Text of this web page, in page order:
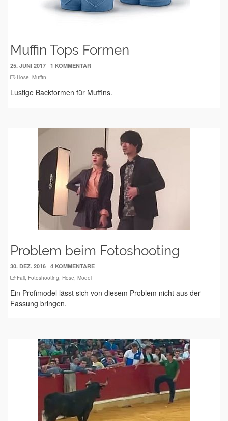
Muffin Tops Formen
25. JUNI 2017 | 1 KOMMENTAR
Hose, Muffin
Lustige Backformen für Muffins.
Problem beim Fotoshooting
30. DEZ. 2016 | 4 KOMMENTARE
Fail, Fotoshooting, Hose, Model
Ein Profimodel lässt sich von diesem Problem nicht aus der
Fassung bringen.